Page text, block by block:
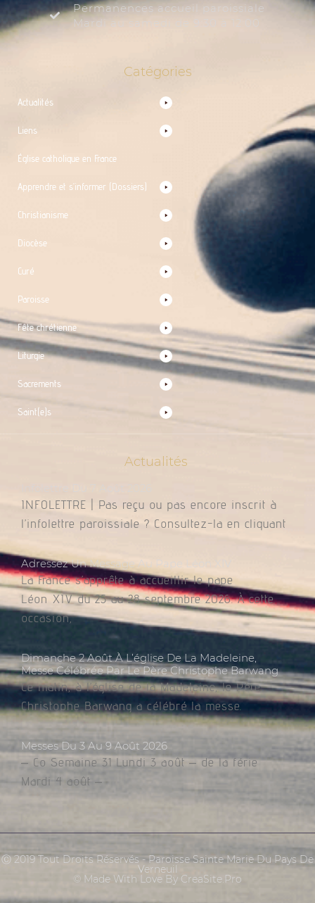
Permanences accueil paroissiale
Mardi au samedi de 9:30 à 12:00
Catégories
Actualités
Liens
Église catholique en France
Apprendre et s’informer (Dossiers)
Christianisme
Diocèse
Curé
Paroisse
Fête chrétienne
Liturgie
Sacrements
Saint(e)s
Actualités
INFOLETTRE | Pas reçu ou pas encore inscrit à
l’infolettre paroissiale ? Consultez-la en cliquant
Adressez Un Message Au Pape Léon XIV
La France s’apprête à accueillir le pape
Léon XIV du 25 au 28 septembre 2026. À cette
occasion,
Dimanche 2 Août À L’église De La Madeleine,
Messe Célébrée Par Le Père Christophe Barwang
Ce matin, à l’église de la Madeleine, le Père
Christophe Barwang a célébré la messe.
Messes Du 3 Au 9 Août 2026
– Co Semaine 31 Lundi 3 août – de la férie
Mardi 4 août –
Ⓒ 2019 Tout Droits Réservés - Paroisse Sainte Marie Du Pays De
Verneuil
© Made With Love By CreaSite.Pro